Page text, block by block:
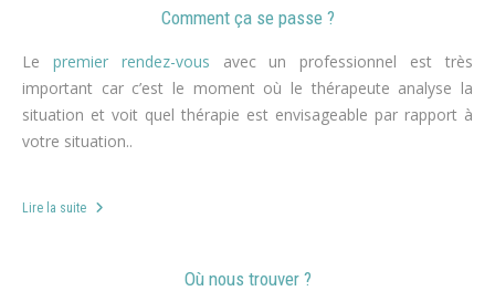
Comment ça se passe ?
Le premier rendez-vous avec un professionnel est très
important car c’est le moment où le thérapeute analyse la
situation et voit quel thérapie est envisageable par rapport à
votre situation..
Lire la suite
Où nous trouver ?